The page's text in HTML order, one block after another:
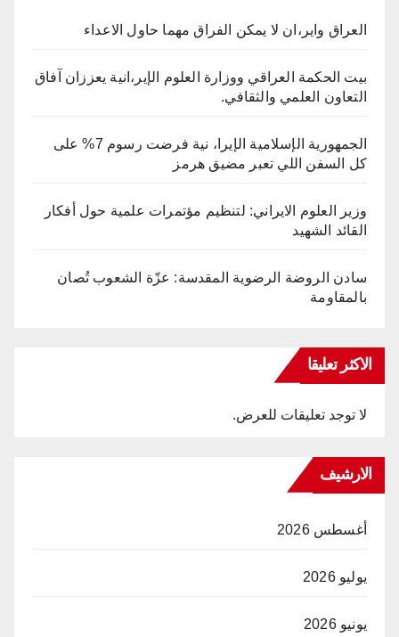
العراق واير،ان لا يمكن الفراق مهما حاول الاعداء
بيت الحكمة العراقي ووزارة العلوم الإير،انية يعززان آفاق
التعاون العلمي والثقافي.
الجمهورية الإسلامية الإيرا، نية فرضت رسوم 7% على
كل السفن اللي تعبر مضيق هرمز
وزير العلوم الايراني: لتنظيم مؤتمرات علمية حول أفكار
القائد الشهيد
سادن الروضة الرضوية المقدسة: عزّة الشعوب تُصان
بالمقاومة
الاكثر تعليقا
لا توجد تعليقات للعرض.
الارشيف
أغسطس 2026
يوليو 2026
يونيو 2026